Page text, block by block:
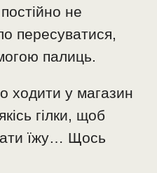
не
пересуватися,
палиць.
ходити у магазин
гілки, щоб
їжу… Щось